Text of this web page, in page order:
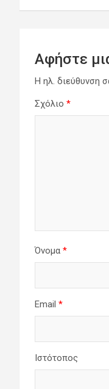
Αφήστε
Η ηλ. διεύθυνση
Σχόλιο *
Όνομα *
Email *
Ιστότοπος